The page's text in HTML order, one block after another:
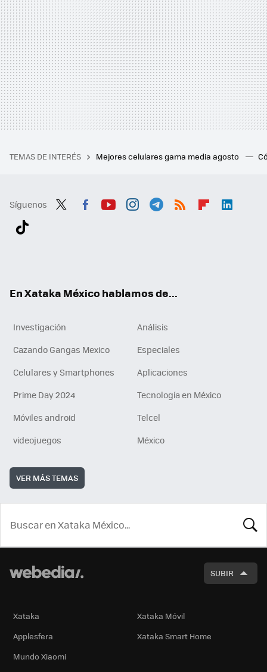
TEMAS DE INTERÉS Mejores celulares gama media agosto
Síguenos
En Xataka México hablamos de...
Investigación
Análisis
Cazando Gangas Mexico
Especiales
Celulares y Smartphones
Aplicaciones
Prime Day 2024
Tecnología en México
Móviles android
Telcel
videojuegos
México
VER MÁS TEMAS
SUBIR
Xataka
Xataka Móvil
Applesfera
Xataka Smart Home
Mundo Xiaomi